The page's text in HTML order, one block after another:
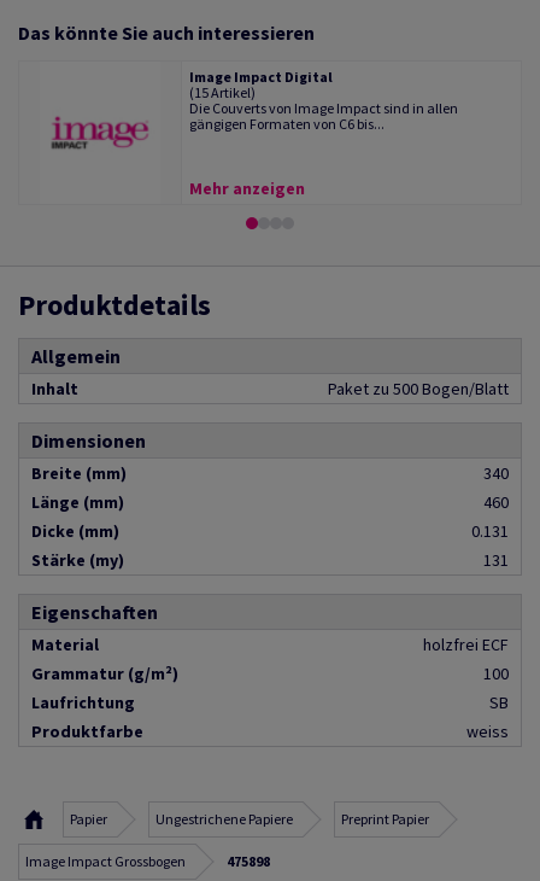
Das könnte Sie auch interessieren
Image Impact Digital
(15 Artikel)
Die Couverts von Image Impact sind in allen
gängigen Formaten von C6 bis...
Mehr anzeigen
Produktdetails
Allgemein
Inhalt Paket zu 500 Bogen/Blatt
Dimensionen
Breite (mm)
340
Länge (mm)
460
Dicke (mm)
0.131
Stärke (my)
131
Eigenschaften
Material
holzfrei ECF
Grammatur (g/m²)
100
Laufrichtung
SB
Produktfarbe
weiss
Papier Ungestrichene Papiere Preprint Papier
Image Impact Grossbogen 475898